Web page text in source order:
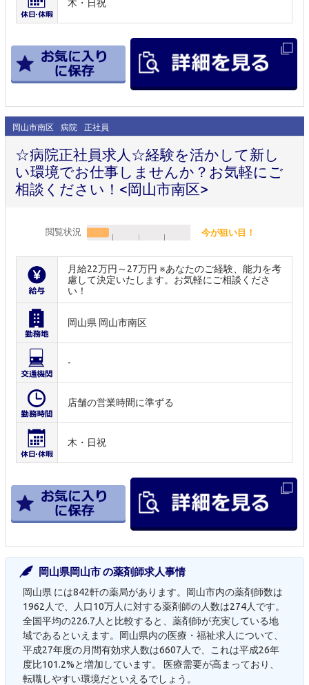
木・日祝
岡山市南区 病院 正社員
☆病院正社員求人☆経験を活かして新し
い環境でお仕事しませんか？お気軽にご
相談ください！<岡山市南区>
閲覧状況 今が狙い目！
月給22万円～27万円 ※あなたのご経験、能力を考
慮して決定いたします。お気軽にご相談くださ
い！
岡山県 岡山市南区
-
店舗の営業時間に準ずる
木・日祝
岡山県岡山市 の薬剤師求人事情
岡山県 には842軒の薬局があります。岡山市内の薬剤師数は
1962人で、人口10万人に対する薬剤師の人数は274人です。
全国平均の226.7人と比較すると、薬剤師が充実している地
域であるといえます。岡山県内の医療・福祉求人について、
平成27年度の月間有効求人数は6607人で、これは平成26年
度比101.2%と増加しています。 医療需要が高まっており、
転職しやすい環境だといえるでしょう。